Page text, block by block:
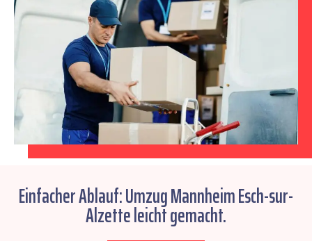
Einfacher Ablauf: Umzug Mannheim Esch-sur-
Alzette leicht gemacht.